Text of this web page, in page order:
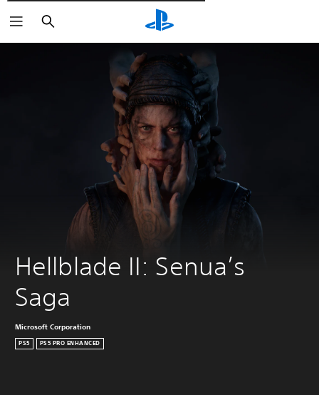
Wyszukaj
Hellblade II: Senua’s
Saga
Microsoft Corporation
PS5 PS5 PRO ENHANCED